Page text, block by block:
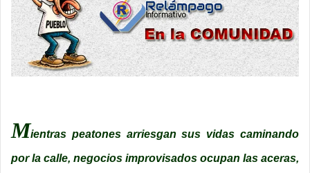
Mientras peatones arriesgan sus vidas caminando
por la calle, negocios improvisados ocupan las aceras,